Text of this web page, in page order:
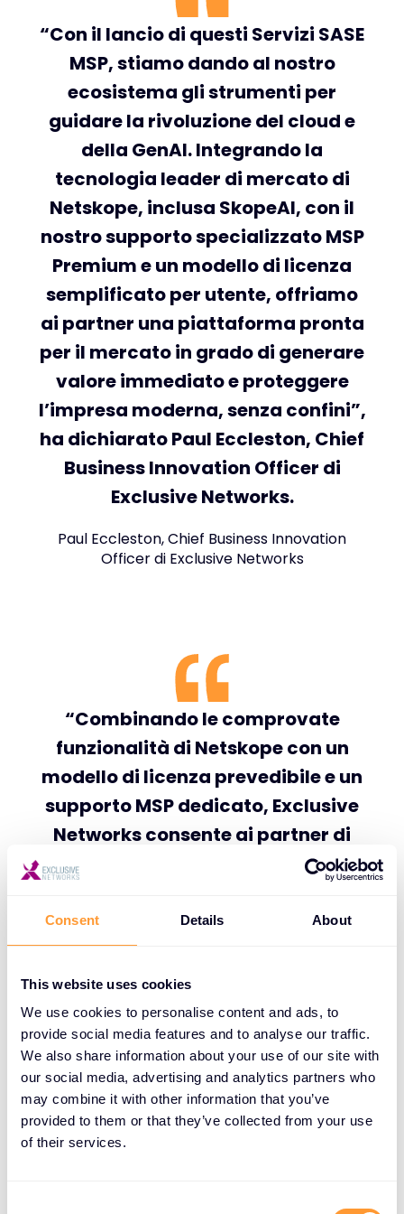
Consent Details About
This website uses cookies
We use cookies to personalise content and ads, to
provide social media features and to analyse our traffic.
We also share information about your use of our site with
our social media, advertising and analytics partners who
may combine it with other information that you’ve
provided to them or that they’ve collected from your use
of their services.
“Con il lancio di questi Servizi SASE
MSP, stiamo dando al nostro
ecosistema gli strumenti per
guidare la rivoluzione del cloud e
della GenAI. Integrando la
tecnologia leader di mercato di
Netskope, inclusa SkopeAI, con il
nostro supporto specializzato MSP
Premium e un modello di licenza
semplificato per utente, offriamo
ai partner una piattaforma pronta
per il mercato in grado di generare
valore immediato e proteggere
l’impresa moderna, senza confini”,
ha dichiarato Paul Eccleston, Chief
Business Innovation Officer di
Exclusive Networks.
Paul Eccleston, Chief Business Innovation
Officer di Exclusive Networks
“Combinando le comprovate
funzionalità di Netskope con un
modello di licenza prevedibile e un
supporto MSP dedicato, Exclusive
Networks consente ai partner di
offrire servizi SASE di livello
protezione dei dati, migliorando al
contempo l’esperienza
complessiva degli utenti”, ha
commentato Laurent Gondicart,
Vice President EMEA Channel di
Netskope.
Laurent Gondicart, Vice President EMEA
Channel di Netskope.